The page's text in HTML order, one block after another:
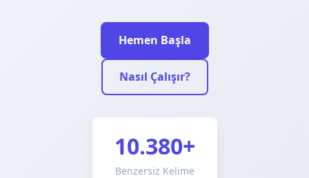
Hemen Başla
Nasıl Çalışır?
10.380+
Benzersiz Kelime